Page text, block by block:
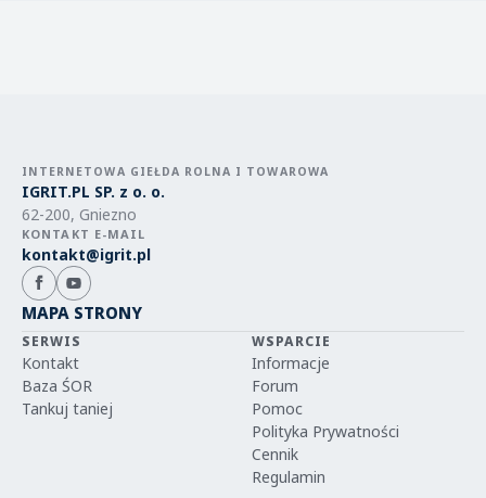
INTERNETOWA GIEŁDA ROLNA I TOWAROWA
IGRIT.PL SP. z o. o.
62-200, Gniezno
KONTAKT E-MAIL
kontakt@igrit.pl
MAPA STRONY
SERWIS
Kontakt
Baza ŚOR
Tankuj taniej
WSPARCIE
Informacje
Forum
Pomoc
Polityka Prywatności
Cennik
Regulamin